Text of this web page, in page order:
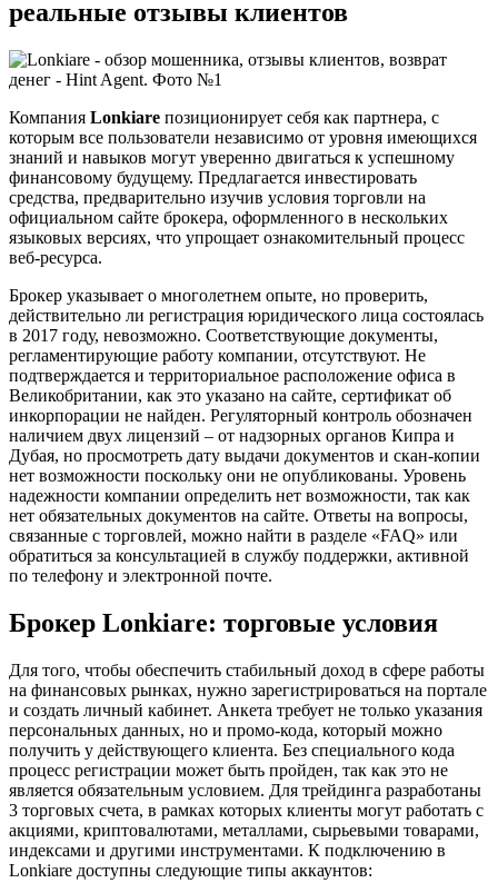
реальные отзывы клиентов
Компания Lonkiare позиционирует себя как партнера, с
которым все пользователи независимо от уровня имеющихся
знаний и навыков могут уверенно двигаться к успешному
финансовому будущему. Предлагается инвестировать
средства, предварительно изучив условия торговли на
официальном сайте брокера, оформленного в нескольких
языковых версиях, что упрощает ознакомительный процесс
веб-ресурса.
Брокер указывает о многолетнем опыте, но проверить,
действительно ли регистрация юридического лица состоялась
в 2017 году, невозможно. Соответствующие документы,
регламентирующие работу компании, отсутствуют. Не
подтверждается и территориальное расположение офиса в
Великобритании, как это указано на сайте, сертификат об
инкорпорации не найден. Регуляторный контроль обозначен
наличием двух лицензий – от надзорных органов Кипра и
Дубая, но просмотреть дату выдачи документов и скан-копии
нет возможности поскольку они не опубликованы. Уровень
надежности компании определить нет возможности, так как
нет обязательных документов на сайте. Ответы на вопросы,
связанные с торговлей, можно найти в разделе «FAQ» или
обратиться за консультацией в службу поддержки, активной
по телефону и электронной почте.
Брокер Lonkiare: торговые условия
Для того, чтобы обеспечить стабильный доход в сфере работы
на финансовых рынках, нужно зарегистрироваться на портале
и создать личный кабинет. Анкета требует не только указания
персональных данных, но и промо-кода, который можно
получить у действующего клиента. Без специального кода
процесс регистрации может быть пройден, так как это не
является обязательным условием. Для трейдинга разработаны
3 торговых счета, в рамках которых клиенты могут работать с
акциями, криптовалютами, металлами, сырьевыми товарами,
индексами и другими инструментами. К подключению в
Lonkiare доступны следующие типы аккаунтов: